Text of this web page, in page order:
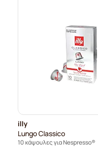
illy
Lungo Classico
10 κάψουλες για Nespresso®